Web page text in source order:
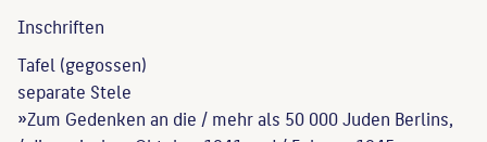
Inschriften
Tafel (gegossen)
separate Stele
»Zum Gedenken an die / mehr als 50 000 Juden Berlins,